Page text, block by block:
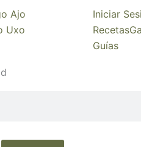
Iniciar
Recetas
Guías